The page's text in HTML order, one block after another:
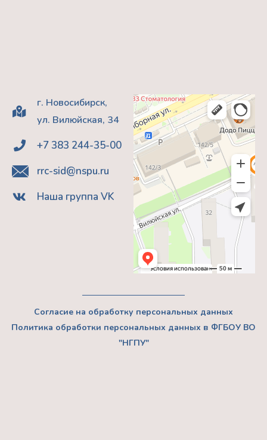
г. Новосибирск,
ул. Вилюйская, 34
+7 383 244-35-00
rrc-sid@nspu.ru
Наша группа VK
Согласие на обработку персональных данных
Политика обработки персональных данных в ФГБОУ ВО
"НГПУ"